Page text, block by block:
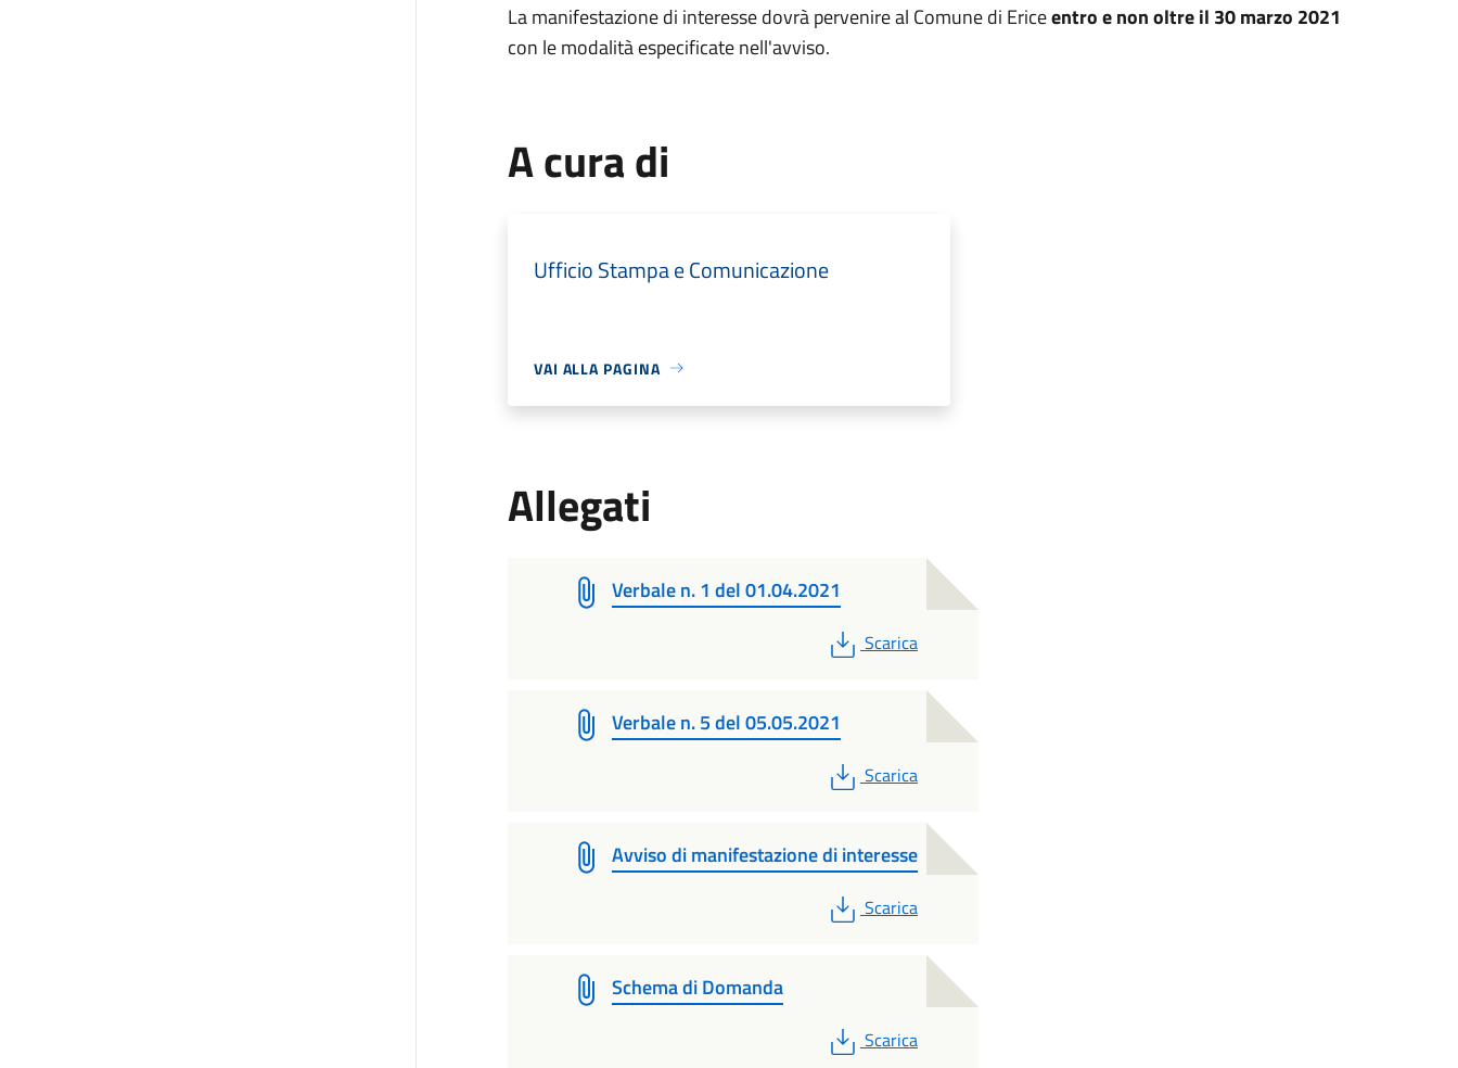
La manifestazione di interesse dovrà pervenire al Comune di Ericeentro e non oltre il 30 marzo 2021
con le modalità especificate nell'avviso.
A cura di
Ufficio Stampa e Comunicazione
VAI ALLA PAGINA
Allegati
Verbale n. 1 del 01.04.2021
PDF
Scarica
Verbale n. 5 del 05.05.2021
PDF
Scarica
Avviso di manifestazione di interesse
PDF
Scarica
Schema di Domanda
PDF
Scarica